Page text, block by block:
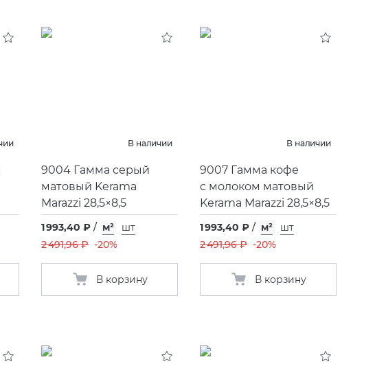
В наличии
9004 Гамма серый
матовый Kerama
Marazzi 28,5×8,5
1 993,40 ₽ / м²
шт
2 491,96 ₽ -20%
В корзину
В наличии
9007 Гамма кофе
с молоком матовый
Kerama Marazzi 28,5×8,5
1 993,40 ₽ / м²
шт
2 491,96 ₽ -20%
В корзину